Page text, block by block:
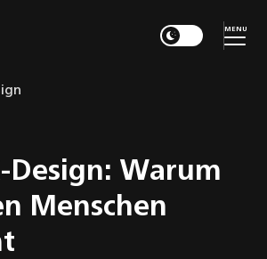
MENU
Design: Warum
Menschen